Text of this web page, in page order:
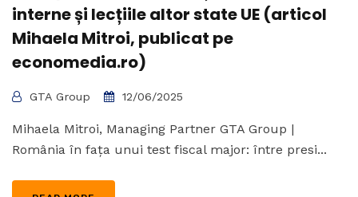
interne și lecțiile altor state UE (articol
Mihaela Mitroi, publicat pe
economedia.ro)
GTA Group 12/06/2025
Mihaela Mitroi, Managing Partner GTA Group |
România în fața unui test fiscal major: între presi...